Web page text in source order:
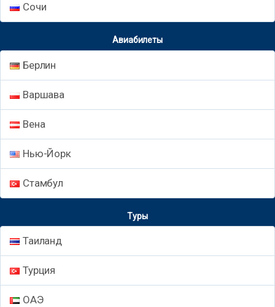
Сочи
Авиабилеты
Берлин
Варшава
Вена
Нью-Йорк
Стамбул
Туры
Таиланд
Турция
ОАЭ